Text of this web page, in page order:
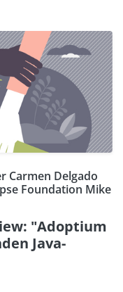
Carmen Delgado
Foundation Mike
"Adoptium
Java-